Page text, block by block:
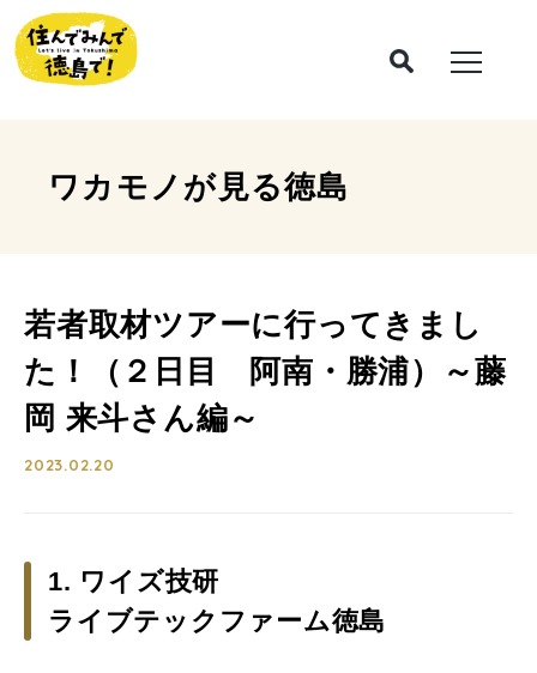
ワカモノが見る徳島
若者取材ツアーに行ってきまし
た！（２日目 阿南・勝浦）～藤
岡 来斗さん編～
2023.02.20
1. ワイズ技研
ライブテックファーム徳島